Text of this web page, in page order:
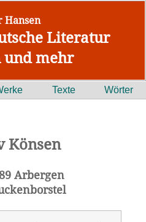
Hansen
Literatur
und mehr
Texte Wörter
Könsen
Arbergen